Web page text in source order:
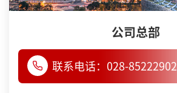
公司总部
联系电话： 028-85222902